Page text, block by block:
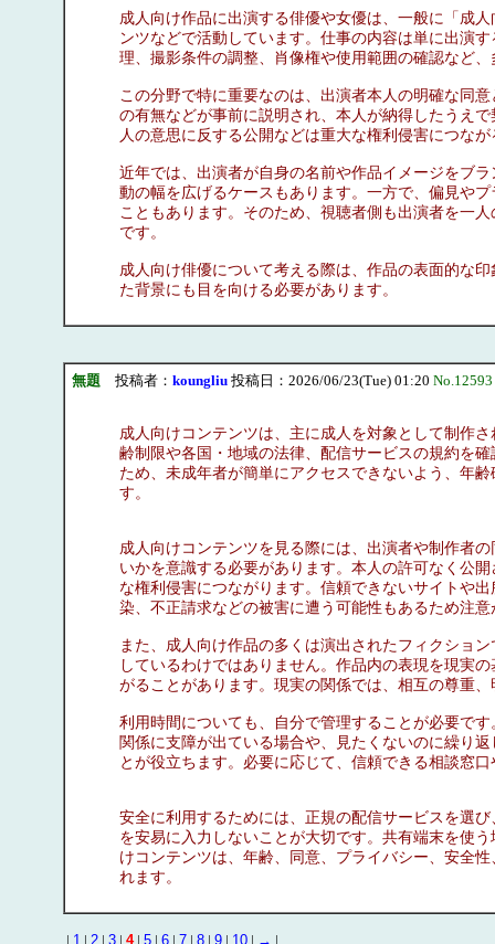
成人向け作品に出演する俳優や女優は、一般に「成
ンツなどで活動しています。仕事の内容は単に出演
理、撮影条件の調整、肖像権や使用範囲の確認など
この分野で特に重要なのは、出演者本人の明確な同
の有無などが事前に説明され、本人が納得したうえ
人の意思に反する公開などは重大な権利侵害につな
近年では、出演者が自身の名前や作品イメージをブ
動の幅を広げるケースもあります。一方で、偏見や
こともあります。そのため、視聴者側も出演者を一
です。
成人向け俳優について考える際は、作品の表面的な
た背景にも目を向ける必要があります。
無題 投稿者： koungliu投稿日：2026/06/23(Tue) 01:20 No.12593
成人向けコンテンツは、主に成人を対象として制作
齢制限や各国・地域の法律、配信サービスの規約を
ため、未成年者が簡単にアクセスできないよう、年
す。
成人向けコンテンツを見る際には、出演者や制作者
いかを意識する必要があります。本人の許可なく公
な権利侵害につながります。信頼できないサイトや
染、不正請求などの被害に遭う可能性もあるため注意
また、成人向け作品の多くは演出されたフィクショ
しているわけではありません。作品内の表現を現実
がることがあります。現実の関係では、相互の尊重
利用時間についても、自分で管理することが必要で
関係に支障が出ている場合や、見たくないのに繰り
とが役立ちます。必要に応じて、信頼できる相談窓
安全に利用するためには、正規の配信サービスを選
を安易に入力しないことが大切です。共有端末を使
けコンテンツは、年齢、同意、プライバシー、安全
れます。
| 1 | 2| 3| 4| 5| 6| 7| 8| 9| 10| → |